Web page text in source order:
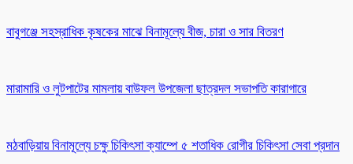
বাবুগঞ্জে সহস্রাধিক কৃষকের মাঝে বিনামূল্যে বীজ, চারা ও সার বিতরণ
মারামারি ও লুটপাটের মামলায় বাউফল উপজেলা ছাত্রদল সভাপতি কারাগারে
মঠবাড়িয়ায় বিনামূল্যে চক্ষু চিকিৎসা ক্যাম্পে ৫ শতাধিক রোগীর চিকিৎসা সেবা প্রদান